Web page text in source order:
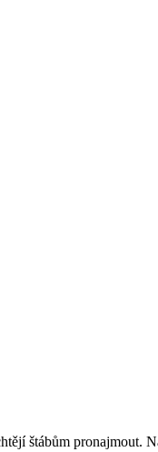
štábům pronajmout.